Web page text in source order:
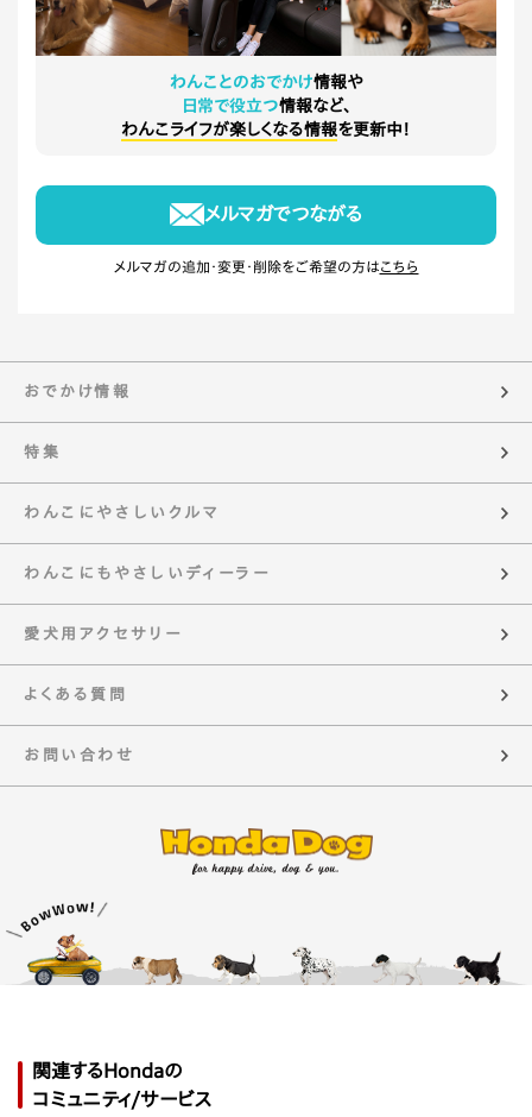
わんことのおでかけ情報や
日常で役立つ情報など、
わんこライフが楽しくなる情報を更新中！
メルマガでつながる
メルマガの追加・変更・削除をご希望の方はこちら
おでかけ情報
特集
わんこにやさしいクルマ
わんこにもやさしいディーラー
愛犬用アクセサリー
よくある質問
お問い合わせ
関連するHondaの
コミュニティ/サービス